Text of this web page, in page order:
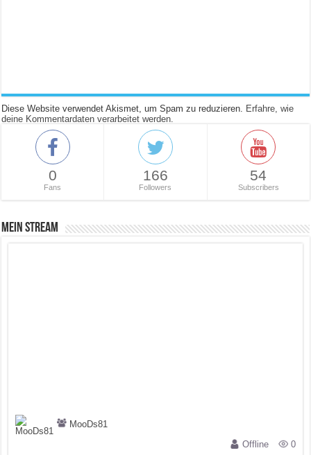
Diese Website verwendet Akismet, um Spam zu reduzieren. Erfahre, wie
deine Kommentardaten verarbeitet werden.
0
Fans
166
Followers
54
Subscribers
Mein Stream
MooDs81
Offline
0